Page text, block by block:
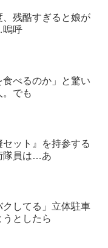
、残酷すぎると娘が
嗚呼
食べるのか」と驚い
。でも
セット』を持参する
隊員は…あ
クしてる」立体駐車
としたら